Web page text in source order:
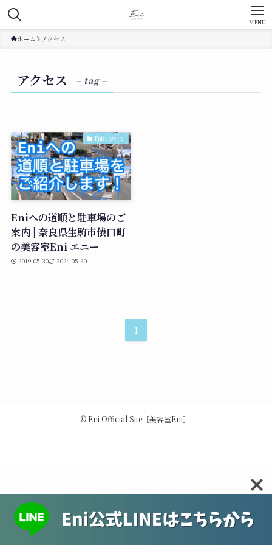
MENU
ホーム アクセス
アクセス – tag –
Eniについて
Eniへの道順と駐車場のご
案内 | 奈良県生駒市俵口町
の美容室Eni エニー
2019-05-30 2024-05-30
1
©Eni Official Site［美容室Eni］.